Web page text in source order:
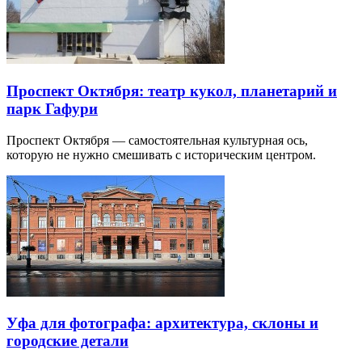
Проспект Октября: театр кукол, планетарий и
парк Гафури
Проспект Октября — самостоятельная культурная ось,
которую не нужно смешивать с историческим центром.
Уфа для фотографа: архитектура, склоны и
городские детали